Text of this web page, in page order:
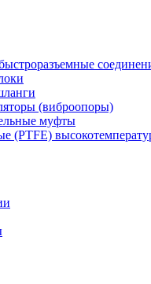
(виброопоры)
муфты
(PTFE)